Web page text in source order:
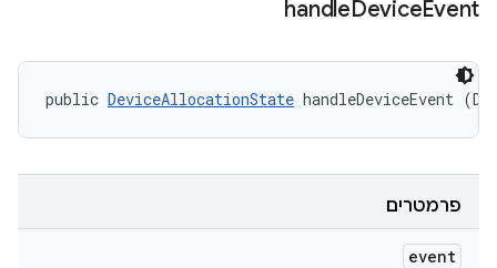
handleDeviceEvent
public DeviceAllocationState handleDeviceEvent
פרמטרים
event